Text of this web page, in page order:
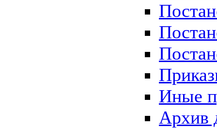
Иные
Архив